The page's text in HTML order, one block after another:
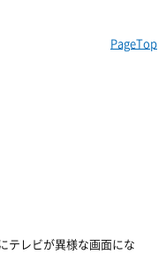
PageTop
テレビが異様な画面にな